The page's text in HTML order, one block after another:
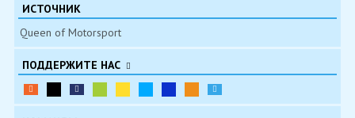
ИСТОЧНИК
Queen of Motorsport
ПОДДЕРЖИТЕ НАС